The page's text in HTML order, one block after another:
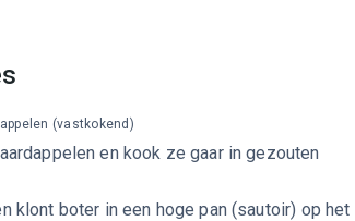
en kook ze gaar in gezouten
(vastkokend)
klont boter in een hoge pan (sautoir) op het